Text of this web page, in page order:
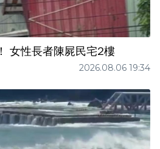
女性長者陳屍民宅2樓
2026.08.06 19:34